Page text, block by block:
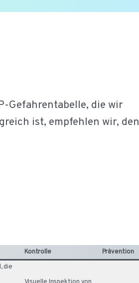
Gefahrentabelle, die wir
ist, empfehlen wir, den
Kontrolle Prävention
die